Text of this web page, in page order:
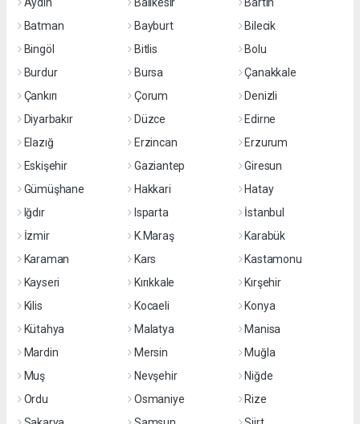
Batman
Bayburt
Bilecik
Bingöl
Bitlis
Bolu
Burdur
Bursa
Çanakkale
Çankırı
Çorum
Denizli
Diyarbakır
Düzce
Edirne
Elazığ
Erzincan
Erzurum
Eskişehir
Gaziantep
Giresun
Gümüşhane
Hakkari
Hatay
Iğdır
Isparta
İstanbul
İzmir
K.Maraş
Karabük
Karaman
Kars
Kastamonu
Kayseri
Kırıkkale
Kırşehir
Kilis
Kocaeli
Konya
Kütahya
Malatya
Manisa
Mardin
Mersin
Muğla
Muş
Nevşehir
Niğde
Ordu
Osmaniye
Rize